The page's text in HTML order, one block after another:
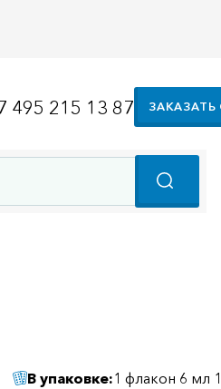
495 215 13 87
В упаковке:1 флакон 6 мл